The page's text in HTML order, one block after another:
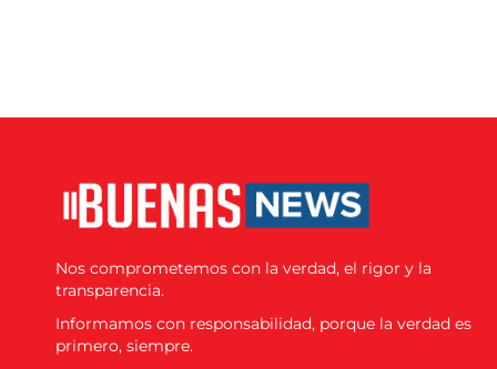
Nos comprometemos con la verdad, el rigor y la
transparencia.
Informamos con responsabilidad, porque la verdad es
primero, siempre.